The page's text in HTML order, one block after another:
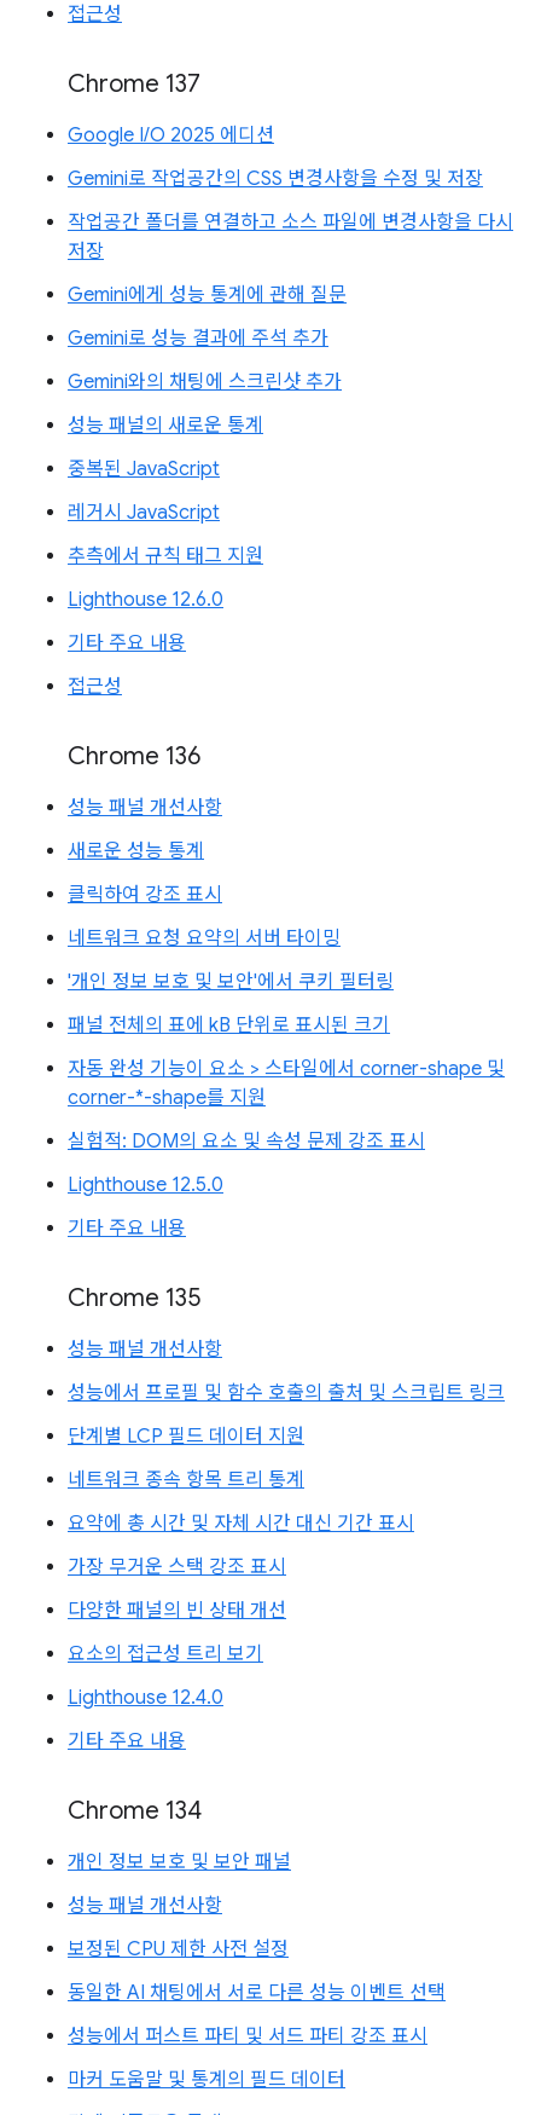
접근성
Chrome 137
Google I/O 2025 에디션
Gemini로 작업공간의 CSS 변경사항을 수정 및 저장
작업공간 폴더를 연결하고 소스 파일에 변경사항을 다시
저장
Gemini에게 성능 통계에 관해 질문
Gemini로 성능 결과에 주석 추가
Gemini와의 채팅에 스크린샷 추가
성능 패널의 새로운 통계
중복된 JavaScript
레거시 JavaScript
추측에서 규칙 태그 지원
Lighthouse 12.6.0
기타 주요 내용
접근성
Chrome 136
성능 패널 개선사항
새로운 성능 통계
클릭하여 강조 표시
네트워크 요청 요약의 서버 타이밍
'개인 정보 보호 및 보안'에서 쿠키 필터링
패널 전체의 표에 kB 단위로 표시된 크기
자동 완성 기능이 요소 > 스타일에서 corner-shape 및
corner-*-shape를 지원
실험적: DOM의 요소 및 속성 문제 강조 표시
Lighthouse 12.5.0
기타 주요 내용
Chrome 135
성능 패널 개선사항
성능에서 프로필 및 함수 호출의 출처 및 스크립트 링크
단계별 LCP 필드 데이터 지원
네트워크 종속 항목 트리 통계
요약에 총 시간 및 자체 시간 대신 기간 표시
가장 무거운 스택 강조 표시
다양한 패널의 빈 상태 개선
요소의 접근성 트리 보기
Lighthouse 12.4.0
기타 주요 내용
Chrome 134
개인 정보 보호 및 보안 패널
성능 패널 개선사항
보정된 CPU 제한 사전 설정
동일한 AI 채팅에서 서로 다른 성능 이벤트 선택
성능에서 퍼스트 파티 및 서드 파티 강조 표시
마커 도움말 및 통계의 필드 데이터